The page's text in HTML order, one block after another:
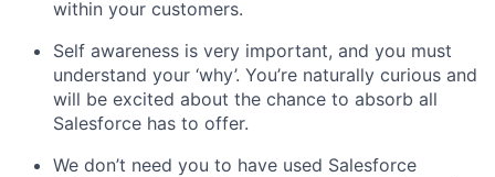
within your customers.
Self awareness is very important, and you must
understand your ‘why’. You’re naturally curious and
will be excited about the chance to absorb all
Salesforce has to offer.
We don’t need you to have used Salesforce